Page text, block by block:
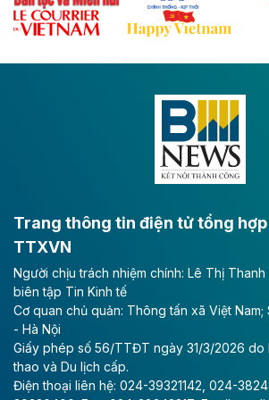
Đề xuất đầu tư 11.500 tỷ đồng
tốc CT.11 qua Ninh Bình
Đông A dài khoảng 25,1 km được kỳ
lực phát triển kinh tế - xã hội khu vực
Long Thành
Tổng công ty Cảng hàng không Việt
(ACV) vừa lập kỷ lục mới về lợi nhuận
II/2026.
Theo baodautu.vn
Vinaconex lập đỉnh doanh thu
Tổng CTCP Xuất nhập khẩu và Xây
Trang thông tin điện tử tổng
TTXVN
Người chịu trách nhiệm chính: Lê Thị
biên tập Tin Kinh tế
Cơ quan chủ quản: Thông tấn xã Việt Nam;
- Hà Nội
Giấy phép số 56/TTĐT ngày 31/3/2026 do
thao và Du lịch cấp.
Điện thoại liên hệ: 024-39321142, 024-